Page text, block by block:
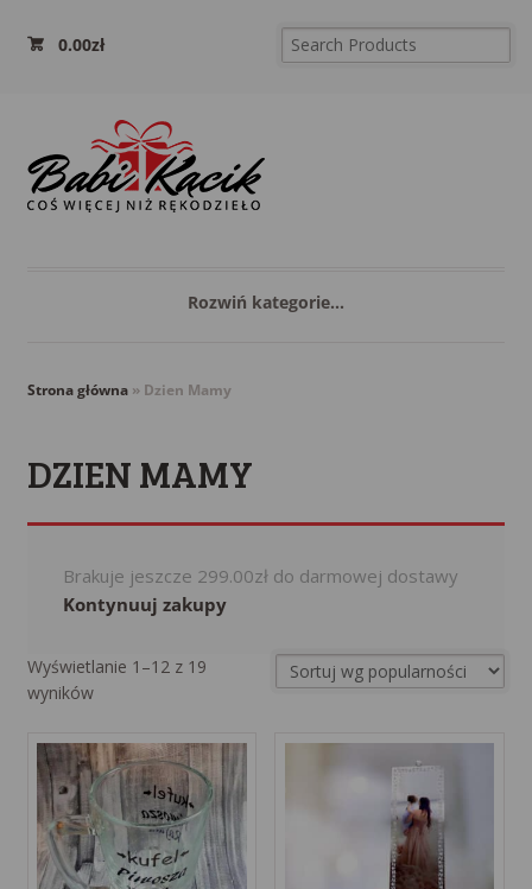
0.00zł
Rozwiń kategorie...
Strona główna» Dzien Mamy
DZIEN MAMY
Brakuje jeszcze 299.00złdo darmowej dostawy
Kontynuuj zakupy
Wyświetlanie 1–12 z 19
wynikówSorted
popularity